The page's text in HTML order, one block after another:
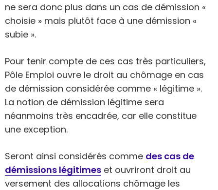
ne sera donc plus dans un cas de démission «
choisie » mais plutôt face à une démission «
subie ».
Pour tenir compte de ces cas très particuliers,
Pôle Emploi ouvre le droit au chômage en cas
de démission considérée comme « légitime ».
La notion de démission légitime sera
néanmoins très encadrée, car elle constitue
une exception.
Seront ainsi considérés comme des cas de
démissions légitimes et ouvriront droit au
versement des allocations chômage les